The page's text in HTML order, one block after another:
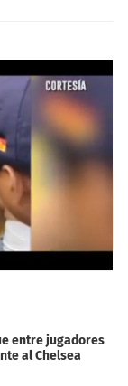
entre jugadores
al Chelsea